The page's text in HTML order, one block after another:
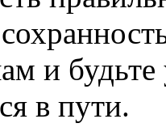
и
в пути.